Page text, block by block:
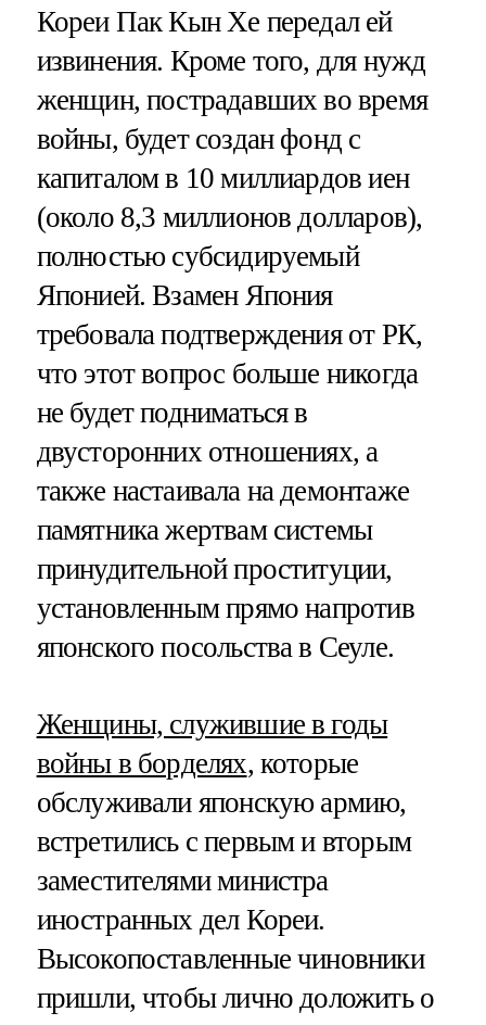
Кореи Пак Кын Хе передал ей
извинения. Кроме того, для нужд
женщин, пострадавших во время
войны, будет создан фонд с
капиталом в 10 миллиардов иен
(около 8,3 миллионов долларов),
полностью субсидируемый
Японией. Взамен Япония
требовала подтверждения от РК,
что этот вопрос больше никогда
не будет подниматься в
двусторонних отношениях, а
также настаивала на демонтаже
памятника жертвам системы
принудительной проституции,
установленным прямо напротив
японского посольства в Сеуле.
Женщины, служившие в годы
войны в борделях, которые
обслуживали японскую армию,
встретились с первым и вторым
заместителями министра
иностранных дел Кореи.
Высокопоставленные чиновники
пришли, чтобы лично доложить о